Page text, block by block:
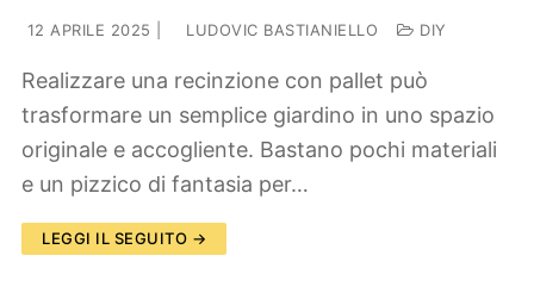
12 APRILE 2025 LUDOVIC BASTIANIELLO DIY
Realizzare una recinzione con pallet può
trasformare un semplice giardino in uno spazio
originale e accogliente. Bastano pochi materiali
e un pizzico di fantasia per…
LEGGI IL SEGUITO →